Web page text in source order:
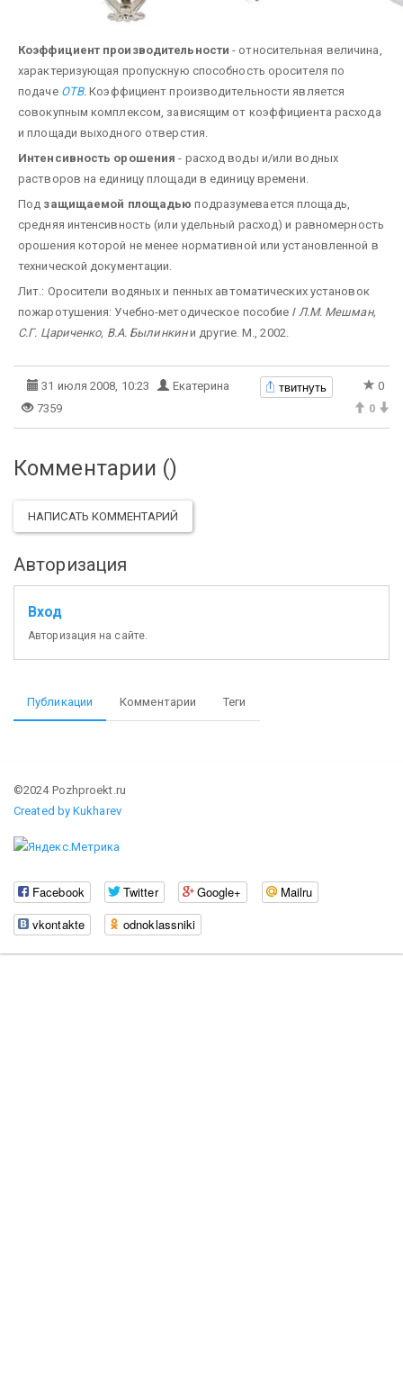
Коэффициент производительности - относи­тельная величина,
характеризующая пропускную способность оросителя по
подаче ОТВ. Коэффициент производительности является
совокупным комплексом, зависящим от коэффициента расхода
и площади вы­ходного отверстия.
Интенсивность орошения - расход воды и/или водных
растворов на единицу площади в единицу времени.
Под защищаемой площадью подразумевается площадь,
средняя интенсивность (или удельный расход) и равномерность
орошения которой не менее нормативной или установленной в
технической документации.
Лит.: Оросители водяных и пенных автоматических установок
пожаротушения: Учебно-методическое пособие І Л.М. Мешман,
С.Г. Цариченко, В.А. Былинкини другие. М., 2002.
31 июля 2008, 10:23 Екатерина твитнуть
0
7359
0
Комментарии ()
НАПИСАТЬ КОММЕНТАРИЙ
Авторизация
Вход
Авторизация на сайте.
Публикации Комментарии Теги
©2024 Pozhproekt.ru
Created by Kukharev
Facebook Twitter Google+
Mailru
vkontakte
odnoklassniki